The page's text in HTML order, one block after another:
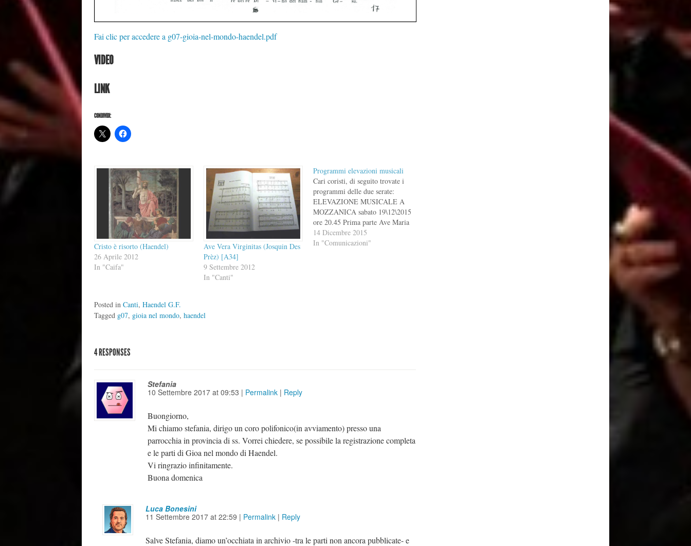
Fai clic per accedere a g07-gioia-nel-mondo-haendel.pdf
VIDEO
LINK
CONDIVIDI:
Cristo è risorto (Haendel)
26 Aprile 2012
In "Caifa"
Ave Vera Virginitas (Josquin Des
Prèz) [A34]
9 Settembre 2012
In "Canti"
Programmi elevazioni musicali
Cari coristi, di seguito trovate i
programmi delle due serate:
ELEVAZIONE MUSICALE A
MOZZANICA sabato 19\12\2015
ore 20.45 Prima parte Ave Maria
GREGORIANO (solo voci
femminili) Magnificat (Perosi)
14 Dicembre 2015
In "Comunicazioni"
Posted in Canti, Haendel G.F.
Tagged g07, gioia nel mondo, haendel
4 RESPONSES
Stefania
10 Settembre 2017at 09:53 | Permalink| Reply
Buongiorno,
Mi chiamo stefania, dirigo un coro polifonico(in avviamento) presso una
parrocchia in provincia di ss. Vorrei chiedere, se possibile la registrazione completa
e le parti di Gioa nel mondo di Haendel.
Vi ringrazio infinitamente.
Buona domenica
Luca Bonesini
11 Settembre 2017at 22:59 | Permalink| Reply
Salve Stefania, diamo un’occhiata in archivio -tra le parti non ancora pubblicate- e